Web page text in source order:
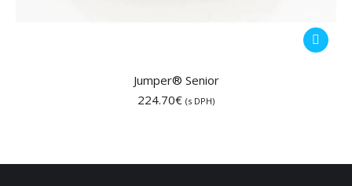
Jumper® Senior
224.70€ (s DPH)